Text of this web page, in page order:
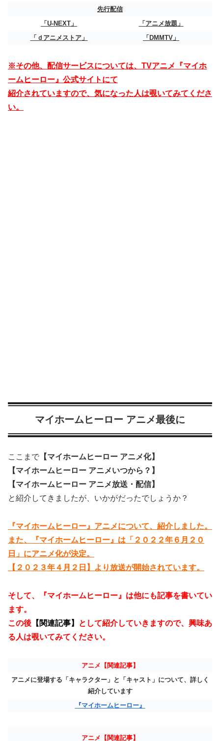
先行配信
「U-NEXT」
「アニメ放題」
「ｄアニメストア」
「DMMTV」
※その他、配信サービスについては、TVアニメ『マイホ
ームヒーロー』公式サイトにて
紹介されていますので、気になった人は覗いてみてくださ
い。
マイホームヒーロー アニメ最後に
ここまで 【マイホームヒーロー アニメ化】
【マイホームヒーロー アニメいつから？】
【マイホームヒーロー アニメ放送・配信】
と紹介してきましたが、いかがだったでしょうか？
『マイホームヒーロー』アニメについて、紹介しました。
また、『マイホームヒーロー』は「２０２２年６月２０
日」にアニメ化が決定。
【２０２３年４月２日】より放送が開始されています。
そして、『マイホームヒーロー』は他にも記事を書いてい
ます。
この後 【関連記事】
として紹介していきますので、興味あ
る人は覗いてみてください。
アニメ【関連記事】
アニメに登場する「キャラクター」と「キャスト」について、詳しく
紹介しています
『マイホームヒーロー』
アニメ【関連記事】